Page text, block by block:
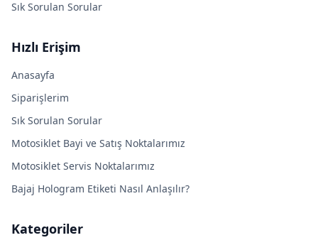
Sık Sorulan Sorular
Hızlı Erişim
Anasayfa
Siparişlerim
Sık Sorulan Sorular
Motosiklet Bayi ve Satış Noktalarımız
Motosiklet Servis Noktalarımız
Bajaj Hologram Etiketi Nasıl Anlaşılır?
Kategoriler